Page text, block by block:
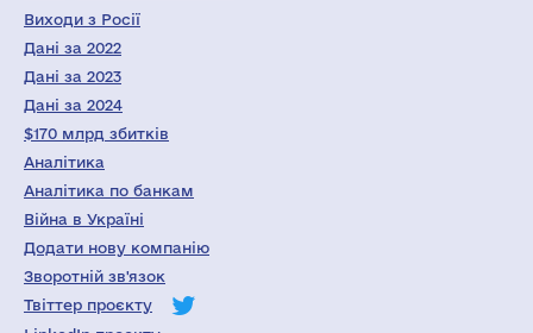
Виходи з Росії
Дані за 2022
Дані за 2023
Дані за 2024
$170 млрд збитків
Аналітика
Аналітика по банкам
Війна в Україні
Додати нову компанію
Зворотній зв'язок
Твіттер проєкту